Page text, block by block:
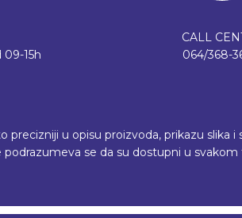
15h
CALL
064/368-
u opisu proizvoda, prikazu slika i
se da su dostupni u